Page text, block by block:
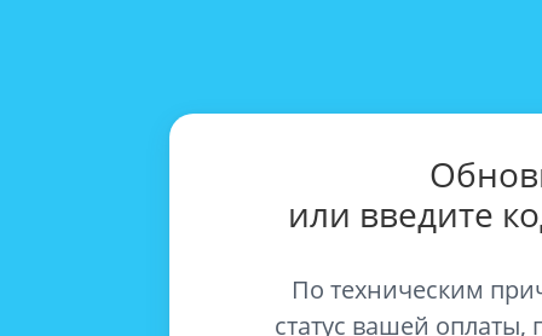
или введите
По техническим
статус вашей оплаты,